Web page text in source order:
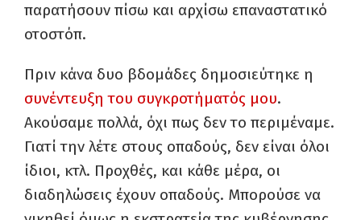
παρατήσουν πίσω και αρχίσω επαναστατικό
οτοστόπ.
Πριν κάνα δυο βδομάδες δημοσιεύτηκε η
συνέντευξη του συγκροτήματός μου.
Ακούσαμε πολλά, όχι πως δεν το περιμέναμε.
Γιατί την λέτε στους οπαδούς, δεν είναι όλοι
ίδιοι, κτλ. Προχθές, και κάθε μέρα, οι
διαδηλώσεις έχουν οπαδούς. Μπορούσε να